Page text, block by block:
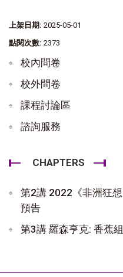
上架日期: 2025-05-01
點閱次數: 2373
校內問卷
校外問卷
課程討論區
諮詢服務
CHAPTERS
第2講 2022《非洲狂
預告
第3講 羅森亨克: 香蕉